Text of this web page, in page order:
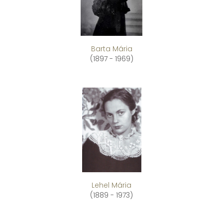
Barta Mária
(1897 - 1969)
Lehel Mária
(1889 - 1973)